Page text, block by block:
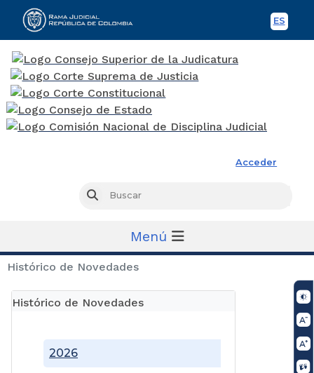
ES
Acceder
Buscar
Menú
Histórico de Novedades
Histórico de Novedades
2026